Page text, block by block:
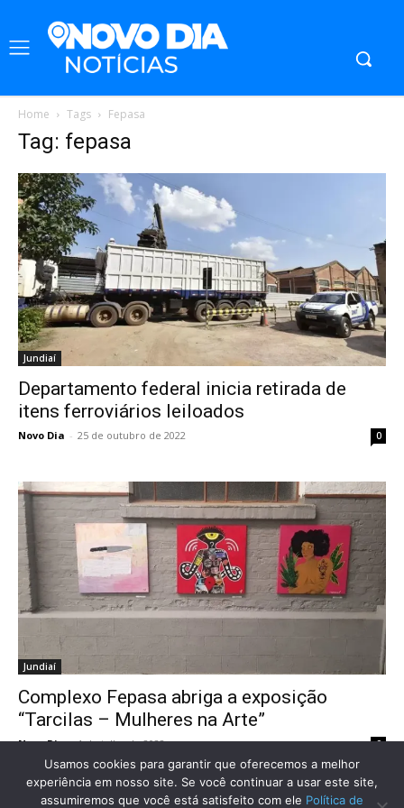
Home Tags Fepasa
Tag: fepasa
Jundiaí
Departamento federal inicia retirada de
itens ferroviários leiloados
Novo Dia - 25 de outubro de 2022 0
Jundiaí
Complexo Fepasa abriga a exposição
“Tarcilas – Mulheres na Arte”
Novo Dia - 1 de julho de 2022 0
Usamos cookies para garantir que oferecemos a melhor
experiência em nosso site. Se você continuar a usar este site,
assumiremos que você está satisfeito com ele Política de